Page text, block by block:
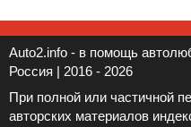
Auto2.info - в помощь
Россия | 2016 - 2026
При полной или частичной
авторских материалов